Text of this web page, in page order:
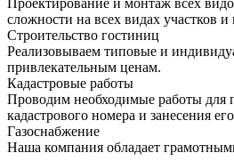
Проектирование и монтаж всех
сложности на всех видах участков
Строительство гостиниц
Реализовываем типовые и
привлекательным ценам.
Кадастровые работы
Проводим необходимые работы для
кадастрового номера и занесения
Газоснабжение
Наша компания обладает